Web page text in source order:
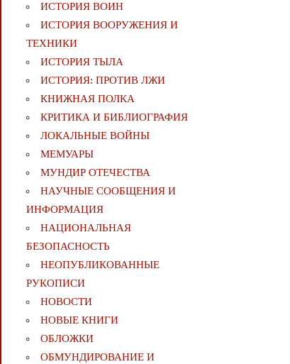
ИСТОРИЯ ВОИН
ИСТОРИЯ ВООРУЖЕНИЯ И
ТЕХНИКИ
ИСТОРИЯ ТЫЛА
ИСТОРИЯ: ПРОТИВ ЛЖИ
КНИЖНАЯ ПОЛКА
КРИТИКА И БИБЛИОГРАФИЯ
ЛОКАЛЬНЫЕ ВОЙНЫ
МЕМУАРЫ
МУНДИР ОТЕЧЕСТВА
НАУЧНЫЕ СООБЩЕНИЯ И
ИНФОРМАЦИЯ
НАЦИОНАЛЬНАЯ
БЕЗОПАСНОСТЬ
НЕОПУБЛИКОВАННЫЕ
РУКОПИСИ
НОВОСТИ
НОВЫЕ КНИГИ
ОБЛОЖКИ
ОБМУНДИРОВАНИЕ И